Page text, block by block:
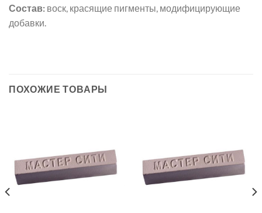
Состав: воск, красящие пигменты, модифицирующие
добавки.
ПОХОЖИЕ ТОВАРЫ